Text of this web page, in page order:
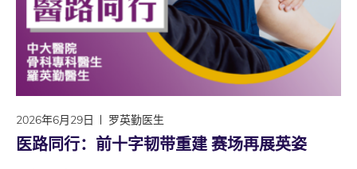
2026年6月29日 罗英勤医生
医路同行：前十字韧带重建 赛场再展英姿